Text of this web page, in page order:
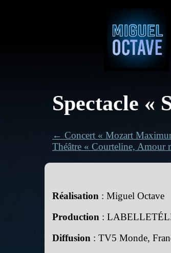
Spectacle «
← Concert « Mozart
Théâtre « Courteline, Amour
Réalisation : Miguel Octave
Production :
Diffusion : TV5 Monde,